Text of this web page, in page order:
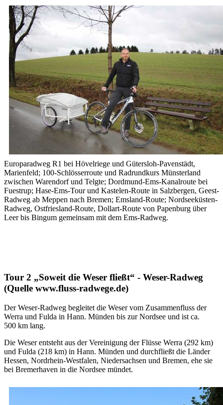
Europaradweg R1 bei Hövelriege und Gütersloh-Pavenstädt,
Marienfeld; 100-Schlösserroute und Radrundkurs Münsterland
zwischen Warendorf und Telgte; Dordmund-Ems-Kanalroute bei
Fuestrup; Hase-Ems-Tour und Kastelen-Route in Salzbergen, Geest-
Radweg ab Meppen nach Bremen; Emsland-Route; Nordseeküsten-
Radweg, Ostfriesland-Route, Dollart-Route von Papenburg über
Leer bis Bingum gemeinsam mit dem Ems-Radweg.
Tour 2 „Soweit die Weser fließt“ - Weser-Radweg
(Quelle www.fluss-radwege.de)
Der Weser-Radweg begleitet die Weser vom Zusammenfluss der
Werra und Fulda in Hann. Münden bis zur Nordsee und ist ca.
500 km lang.
Die Weser entsteht aus der Vereinigung der Flüsse Werra (292 km)
und Fulda (218 km) in Hann. Münden und durchfließt die Länder
Hessen, Nordrhein-Westfalen, Niedersachsen und Bremen, ehe sie
bei Bremerhaven in die Nordsee mündet.